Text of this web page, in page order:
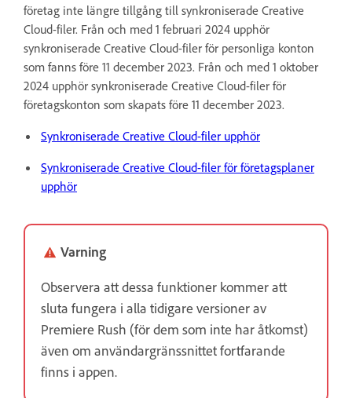
företag inte längre tillgång till synkroniserade Creative
Cloud-filer. Från och med 1 februari 2024 upphör
synkroniserade Creative Cloud-filer för personliga konton
som fanns före 11 december 2023. Från och med 1 oktober
2024 upphör synkroniserade Creative Cloud-filer för
företagskonton som skapats före 11 december 2023.
Synkroniserade Creative Cloud-filer upphör
Synkroniserade Creative Cloud-filer för företagsplaner
upphör
Varning
Observera att dessa funktioner kommer att
sluta fungera i alla tidigare versioner av
Premiere Rush (för dem som inte har åtkomst)
även om användargränssnittet fortfarande
finns i appen.